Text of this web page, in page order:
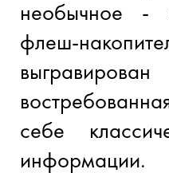
необычное -
флеш-
себе
информации.